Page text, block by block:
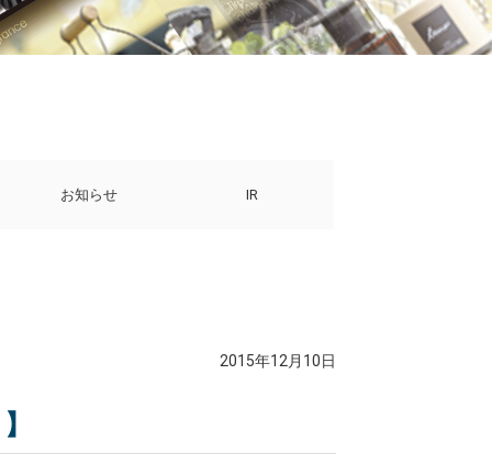
お知らせ IR
2015年12月10日